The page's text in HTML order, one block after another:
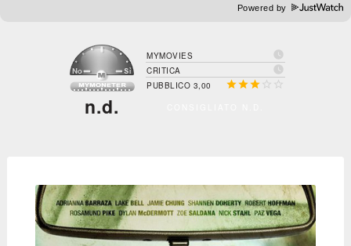
Powered by
n.d.
MYMOVIES 
CRITICA 
PUBBLICO 3,00   